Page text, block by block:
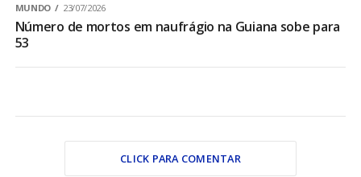
MUNDO 23/07/2026
Número de mortos em naufrágio na Guiana sobe para
53
CLICK PARA COMENTAR